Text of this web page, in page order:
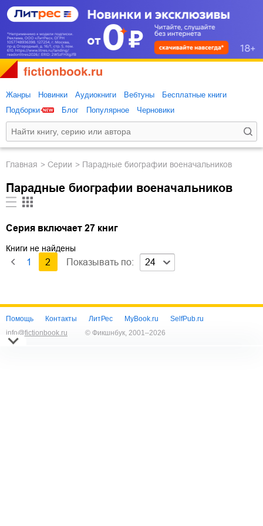
Жанры Новинки Аудиокниги Вебтуны
Бесплатные книги
Подборки
Блог Популярное Черновики
Главная Серии Парадные биографии военачальников
Парадные биографии военачальников
Серия включает 27 книг
Книги не найдены
1 2 Показывать по: 24
Помощь Контакты ЛитРес MyBook.ru
SelfPub.ru
info@fictionbook.ru
© Фикшнбук, 2001–2026